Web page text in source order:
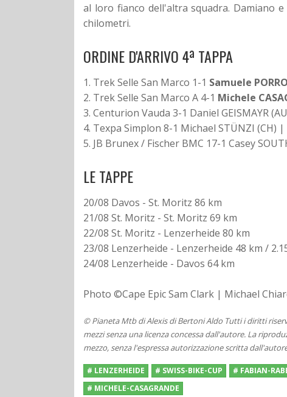
al loro fianco dell'altra squadra. Damiano
chilometri.
ORDINE D'ARRIVO 4ª TAPPA
1. Trek Selle San Marco 1-1 Samuele PORRO
2. Trek Selle San Marco A 4-1 Michele
3. Centurion Vauda 3-1 Daniel GEISMAYR
4. Texpa Simplon 8-1 Michael STÜNZI (CH)
5. JB Brunex / Fischer BMC 17-1 Casey
LE TAPPE
20/08 Davos - St. Moritz 86 km
21/08 St. Moritz - St. Moritz 69 km
22/08 St. Moritz - Lenzerheide 80 km
23/08 Lenzerheide - Lenzerheide 48 km /
24/08 Lenzerheide - Davos 64 km
Photo ©Cape Epic Sam Clark | Michael
© Pianeta Mtb di Alexis di Bertoni Aldo Tutti i diritti
mezzi senza una licenza concessa dall'autore. La
mezzo, senza l'espressa autorizzazione scritta
# LENZERHEIDE # SWISS-BIKE-CUP # FABIAN-
# MICHELE-CASAGRANDE